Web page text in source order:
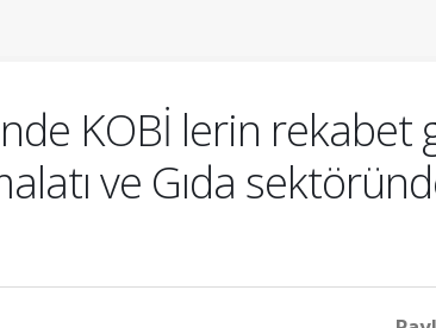
KOBİ lerin rekabet
ve Gıda